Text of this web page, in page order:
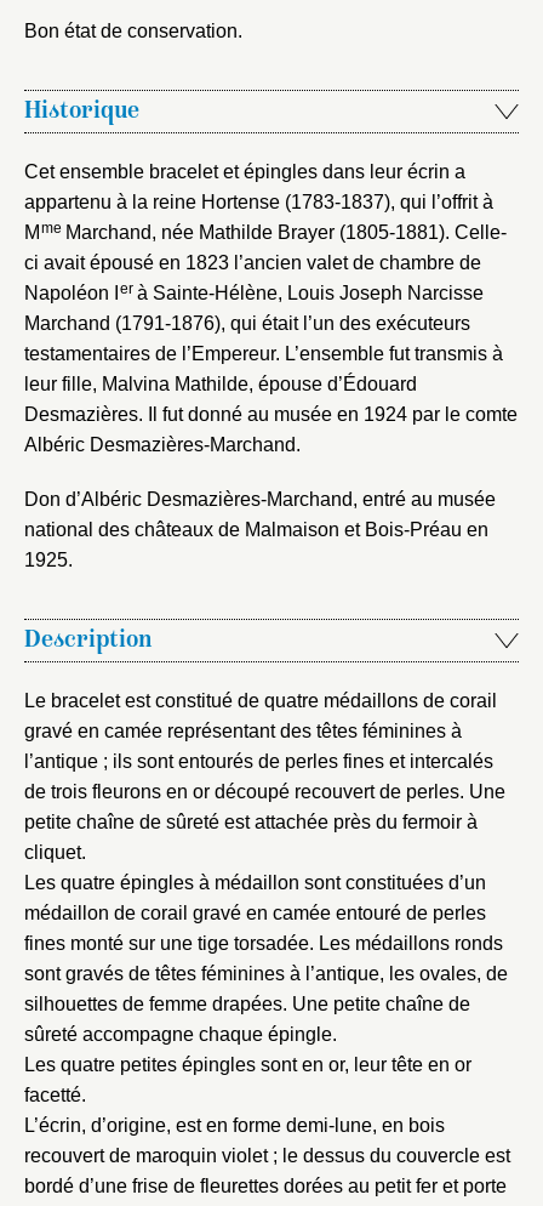
Bon état de conservation.
Historique
Cet ensemble bracelet et épingles dans leur écrin a
appartenu à la reine Hortense (1783-1837), qui l’offrit à
M me Marchand, née Mathilde Brayer (1805-1881). Celle-
ci avait épousé en 1823 l’ancien valet de chambre de
Napoléon I
erà Sainte-Hélène, Louis Joseph Narcisse
Marchand (1791-1876), qui était l’un des exécuteurs
testamentaires de l’Empereur. L’ensemble fut transmis à
leur fille, Malvina Mathilde, épouse d’Édouard
Desmazières. Il fut donné au musée en 1924 par le comte
Albéric Desmazières-Marchand.
Don d’Albéric Desmazières-Marchand, entré au musée
national des châteaux de Malmaison et Bois-Préau en
1925.
Description
Le bracelet est constitué de quatre médaillons de corail
gravé en camée représentant des têtes féminines à
l’antique ; ils sont entourés de perles fines et intercalés
de trois fleurons en or découpé recouvert de perles. Une
petite chaîne de sûreté est attachée près du fermoir à
cliquet.
Les quatre épingles à médaillon sont constituées d’un
médaillon de corail gravé en camée entouré de perles
fines monté sur une tige torsadée. Les médaillons ronds
sont gravés de têtes féminines à l’antique, les ovales, de
silhouettes de femme drapées. Une petite chaîne de
sûreté accompagne chaque épingle.
Les quatre petites épingles sont en or, leur tête en or
facetté.
L’écrin, d’origine, est en forme demi-lune, en bois
recouvert de maroquin violet ; le dessus du couvercle est
bordé d’une frise de fleurettes dorées au petit fer et porte
Fermer
Choix du dossier où ajouter la
notice
Nom du dossier
Connexion
Courriel